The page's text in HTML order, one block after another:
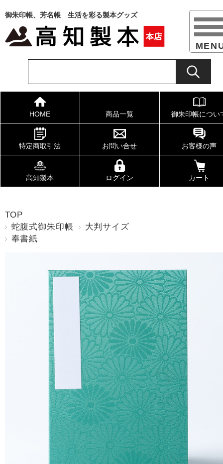
御朱印帳、芳名帳 生活を彩る製本グッズ
HOME 商品一覧 御朱印帳につい
特定商取引法 お問い合せ お客様の声
高知製本 ログイン カート
TOP
蛇腹式御朱印帳
大判サイズ
奉書紙